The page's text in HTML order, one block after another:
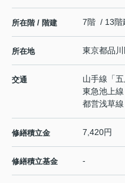
所在階 / 階建 7階 / 13階
所在地 東京都品
交通 山手線 「五
東急池上線
都営浅草線
修繕積立金 7,420円
修繕積立基金 -